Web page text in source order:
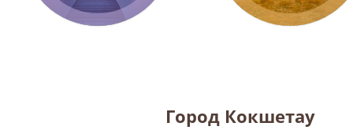
Город Кокшетау